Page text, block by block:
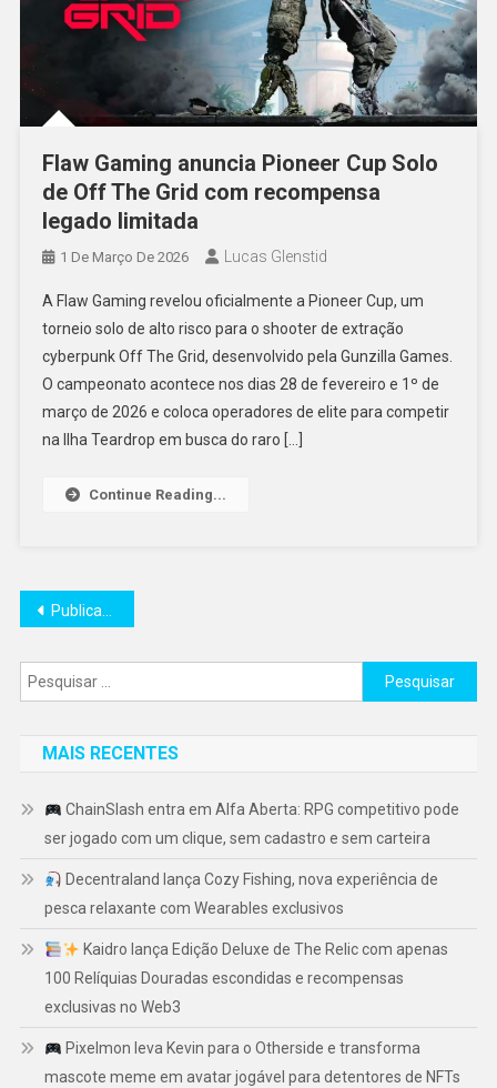
Flaw Gaming anuncia Pioneer Cup Solo
de Off The Grid com recompensa
legado limitada
1 De Março De 2026 Lucas Glenstid
A Flaw Gaming revelou oficialmente a Pioneer Cup, um
torneio solo de alto risco para o shooter de extração
cyberpunk Off The Grid, desenvolvido pela Gunzilla Games.
O campeonato acontece nos dias 28 de fevereiro e 1º de
março de 2026 e coloca operadores de elite para competir
na Ilha Teardrop em busca do raro […]
Continue Reading...
Navegação
por
posts
Publicações mais antigas
Pesquisar
por:
MAIS RECENTES
ChainSlash entra em Alfa Aberta: RPG competitivo pode
ser jogado com um clique, sem cadastro e sem carteira
Decentraland lança Cozy Fishing, nova experiência de
pesca relaxante com Wearables exclusivos
Kaidro lança Edição Deluxe de The Relic com apenas
100 Relíquias Douradas escondidas e recompensas
exclusivas no Web3
Pixelmon leva Kevin para o Otherside e transforma
mascote meme em avatar jogável para detentores de NFTs